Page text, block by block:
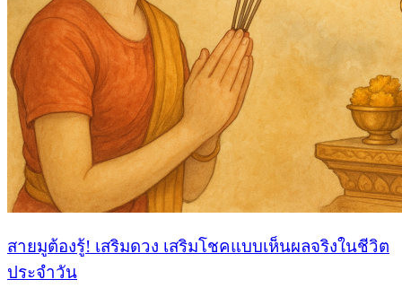
สายมูต้องรู้! เสริมดวง เสริมโชคแบบเห็นผลจริงในชีวิต
ประจำวัน